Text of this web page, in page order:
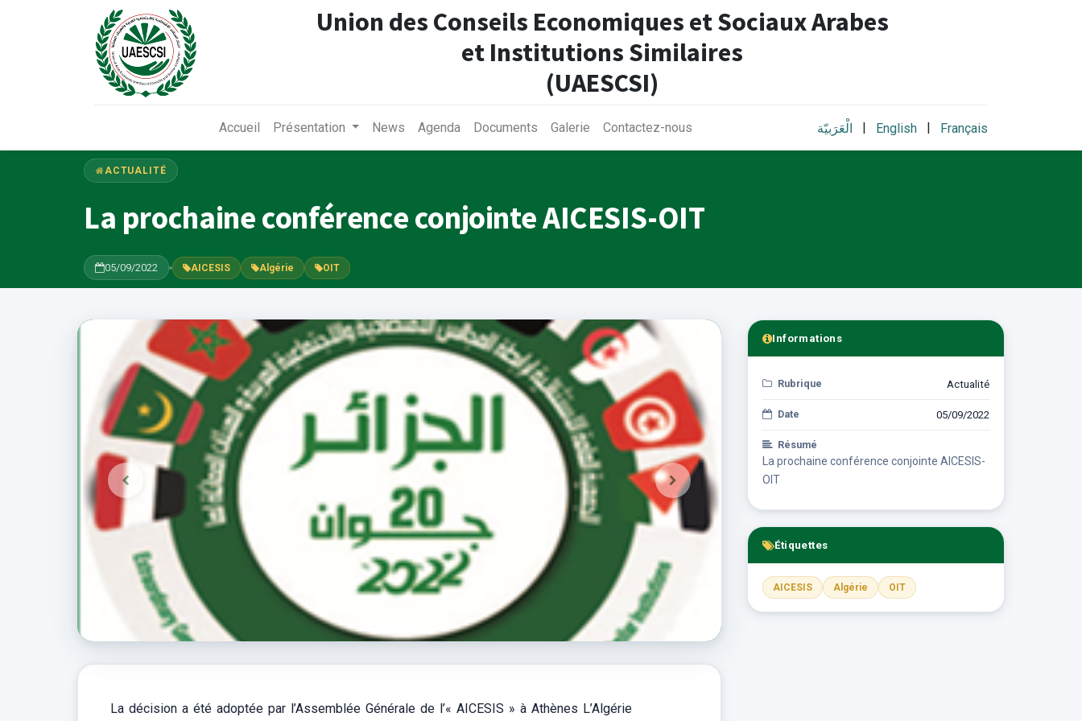
Union des Conseils Economiques et Sociaux Arabes
et Institutions Similaires​
(UAESCSI)
Accueil Présentation News Agenda Documents Galerie Contactez-nous الْعَرَبيّة | English | Français
ACTUALITÉ
La prochaine conférence conjointe AICESIS-OIT
05/09/2022 AICESIS Algérie OIT
La décision a été adoptée par l’Assemblée Générale de l’« AICESIS » à Athènes L’Algérie
Informations
Rubrique Actualité
Date 05/09/2022
Résumé
La prochaine conférence conjointe AICESIS-
OIT
Étiquettes
AICESIS Algérie OIT